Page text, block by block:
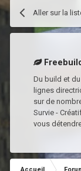
Aller sur la
Du build et
lignes
sur de
Survie -
vous